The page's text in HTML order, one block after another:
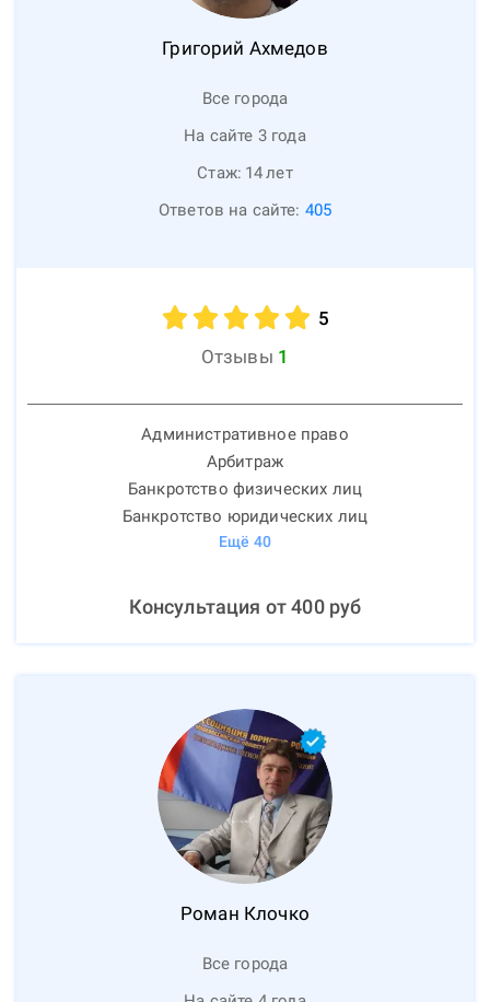
Григорий Ахмедов
Все города
На сайте 3 года
Стаж: 14лет
Ответов на сайте: 405
5
Отзывы 1
Административное право
Арбитраж
Банкротство физических лиц
Банкротство юридических лиц
Ещё 40
Консультация от400руб
Роман Клочко
Все города